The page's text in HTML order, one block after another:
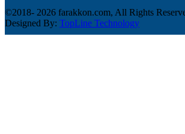
©2018- 2026 farakkon.com, All Rights
Designed By: TopLine Technology